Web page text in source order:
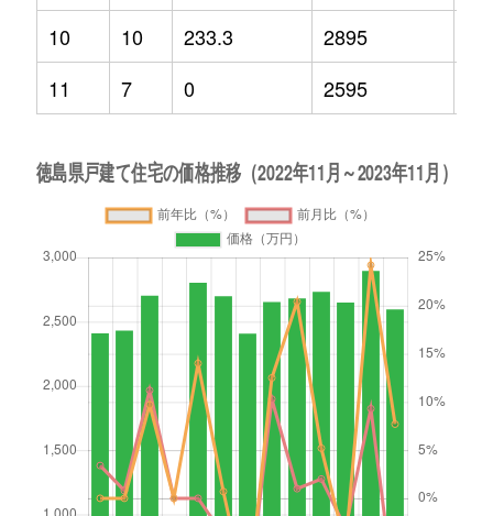
10
10 233.3 2895
11
7 0 2595